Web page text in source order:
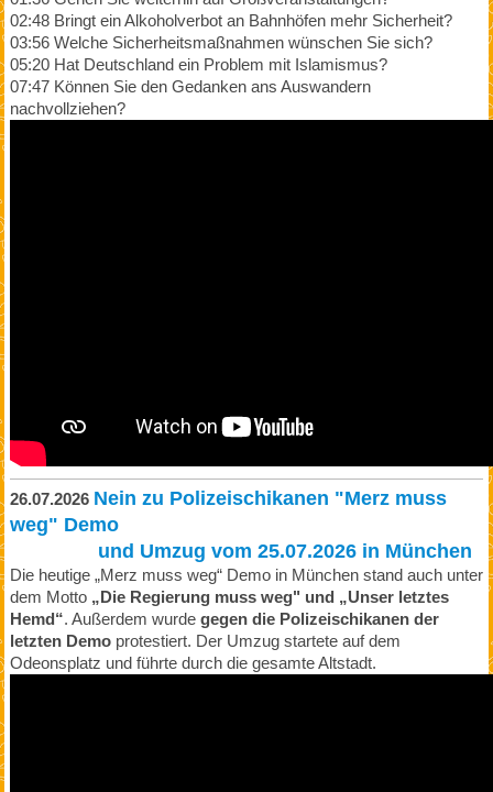
02:48 Bringt ein Alkoholverbot an Bahnhöfen mehr Sicherheit?
03:56 Welche Sicherheitsmaßnahmen wünschen Sie sich?
05:20 Hat Deutschland ein Problem mit Islamismus?
07:47 Können Sie den Gedanken ans Auswandern
nachvollziehen?
26.07.2026 Nein zu Polizeischikanen "Merz muss
weg" Demo
und Umzug vom 25.07.2026 in München
Die heutige „Merz muss weg“ Demo in München stand auch unter
dem Motto „Die Regierung muss weg" und „Unser letztes
Hemd“. Außerdem wurde gegen die Polizeischikanen der
letzten Demoprotestiert. Der Umzug startete auf dem
Odeonsplatz und führte durch die gesamte Altstadt.